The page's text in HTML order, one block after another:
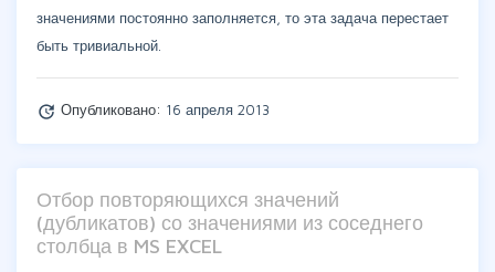
значениями постоянно заполняется, то эта задача перестает
быть тривиальной.
update Опубликовано: 16 апреля 2013
Отбор повторяющихся значений
(дубликатов) со значениями из соседнего
столбца в MS EXCEL